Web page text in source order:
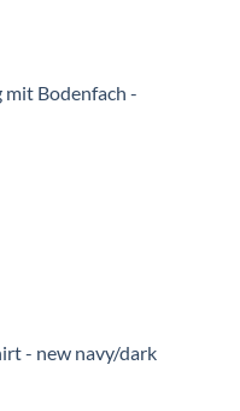
mit Bodenfach -
- new navy/dark